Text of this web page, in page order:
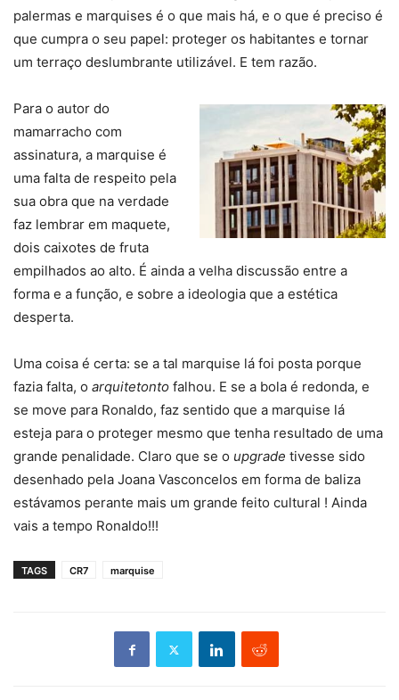
palermas e marquises é o que mais há, e o que é preciso é
que cumpra o seu papel: proteger os habitantes e tornar
um terraço deslumbrante utilizável. E tem razão.
Para o autor do
mamarracho com
assinatura, a marquise é
uma falta de respeito pela
sua obra que na verdade
faz lembrar em maquete,
dois caixotes de fruta
empilhados ao alto. É ainda a velha discussão entre a
forma e a função, e sobre a ideologia que a estética
desperta.
Uma coisa é certa: se a tal marquise lá foi posta porque
fazia falta, o arquitetonto falhou. E se a bola é redonda, e
se move para Ronaldo, faz sentido que a marquise lá
esteja para o proteger mesmo que tenha resultado de uma
grande penalidade. Claro que se o upgrade tivesse sido
desenhado pela Joana Vasconcelos em forma de baliza
estávamos perante mais um grande feito cultural ! Ainda
vais a tempo Ronaldo!!!
TAGS CR7 marquise